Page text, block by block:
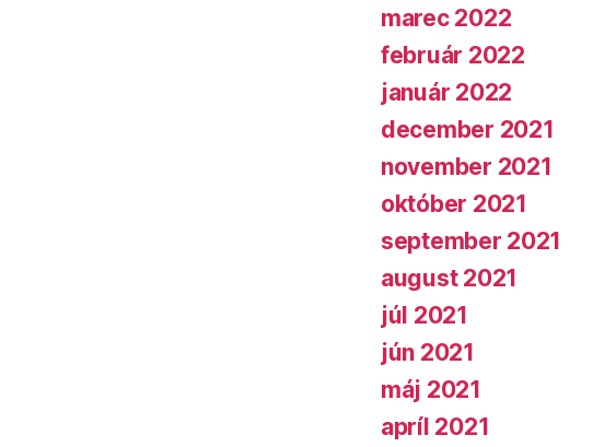
marec 2022
február 2022
január 2022
december 2021
november 2021
október 2021
september 2021
august 2021
júl 2021
jún 2021
máj 2021
apríl 2021